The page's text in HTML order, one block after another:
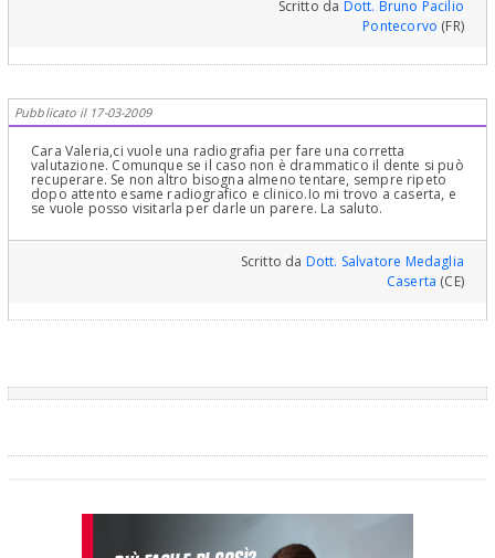
Scritto da Dott. Bruno Pacilio
Pontecorvo (FR)
Pubblicato il 17-03-2009
Cara Valeria,ci vuole una radiografia per fare una corretta
valutazione. Comunque se il caso non è drammatico il dente si può
recuperare. Se non altro bisogna almeno tentare, sempre ripeto
dopo attento esame radiografico e clinico.Io mi trovo a caserta, e
se vuole posso visitarla per darle un parere. La saluto.
Scritto da Dott. Salvatore Medaglia
Caserta (CE)